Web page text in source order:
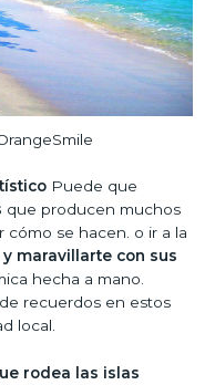
Puede que
que producen muchos
cómo se hacen. o ir a la
maravillarte con sus
hecha a mano.
recuerdos en estos
local.
rodea las islas